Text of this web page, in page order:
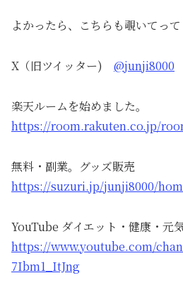
よかったら、こちらも覗いてって
X（旧ツイッター) @junji8000
楽天ルームを始めました。
https://room.rakuten.co.jp/
無料・副業。グッズ販売
https://suzuri.jp/junji8000/
YouTube ダイエット・健康・元
https://www.youtube.com/
7Ibm1_ItJng